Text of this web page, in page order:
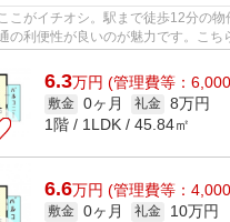
こがイチオシ。駅まで徒歩12分の物
の利便性が良いのが魅力です。こち
にある賃貸情...
6.3万円 (管理費等：
敷金 0ヶ月 礼金 8万円
1階 / 1LDK / 45.84㎡
6.6万円 (管理費等：
敷金 0ヶ月 礼金
10万円